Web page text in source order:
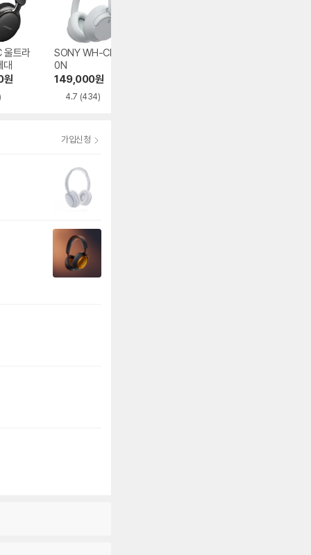
울트라
대
원
SONY WH-CH72
0N
149,000원
4.7 (434)
가입신청